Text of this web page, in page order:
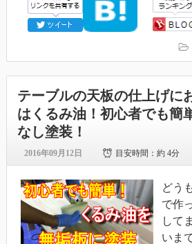
テーブルの天板の仕上げに
はくるみ油！初心者でも簡
なし塗装！
2016年09月12日 目安時間：約 4分
どう
で作
して
いま